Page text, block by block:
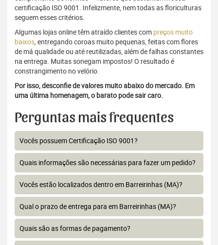
certificação ISO 9001. Infelizmente, nem todas as floriculturas
seguem esses critérios.
Algumas lojas online têm atraído clientes com preços muito
baixos, entregando coroas muito pequenas, feitas com flores
de má qualidade ou até reutilizadas, além de falhas constantes
na entrega. Muitas sonegam impostos! O resultado é
constrangimento no velório.
Por isso, desconfie de valores muito abaixo do mercado. Em
uma última homenagem, o barato pode sair caro.
Perguntas mais frequentes
Vocês possuem Certificação ISO 9001?
Quais informações são necessárias para fazer um pedido?
Vocês estão localizados dentro em Barreirinhas (MA)?
Qual o prazo de entrega para em Barreirinhas (MA)?
Quais são as formas de pagamento?